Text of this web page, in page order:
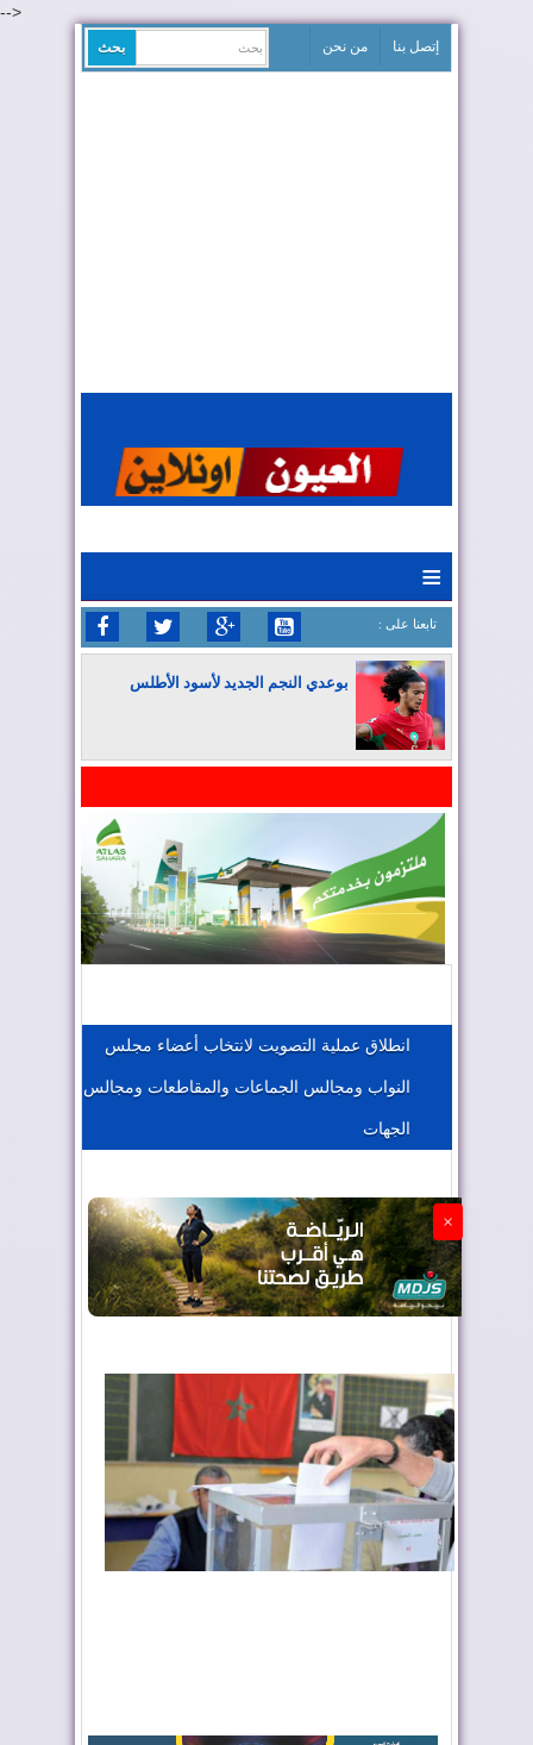
-->
إتصل بنا من نحن
≡
: تابعنا على
بوعدي النجم الجديد لأسود الأطلس
المغرب يعزز موقعه في صناعة الطيران
انطلاق عملية التصويت لانتخاب أعضاء مجلس
النواب ومجالس الجماعات والمقاطعات ومجالس
الجهات
×